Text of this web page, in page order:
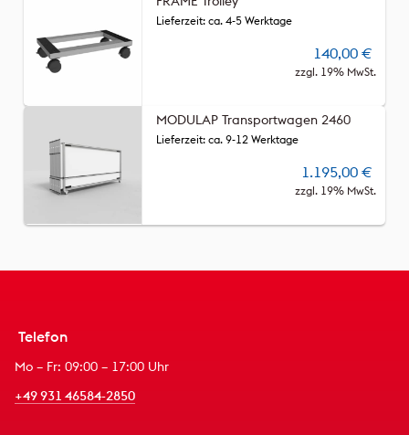
140,00 €
zzgl. 19% MwSt.
Lieferzeit: ca. 4-5 Werktage
MODULAP Transportwagen 2460
1.195,00 €
zzgl. 19% MwSt.
Lieferzeit: ca. 9-12 Werktage
Telefon
Mo – Fr: 09:00 – 17:00 Uhr
+49 931 46584-2850